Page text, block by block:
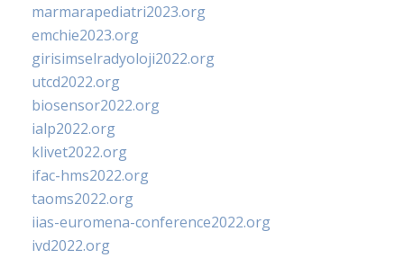
marmarapediatri2023.org
emchie2023.org
girisimselradyoloji2022.org
utcd2022.org
biosensor2022.org
ialp2022.org
klivet2022.org
ifac-hms2022.org
taoms2022.org
iias-euromena-conference2022.org
ivd2022.org